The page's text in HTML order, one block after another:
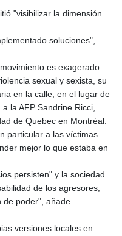
0.8566
0.819746
182.445186
149.158147
101.104505
492.514185
0.356853
0.960588
"visibilizar la dimensión
soluciones",
es exagerado.
sexual y sexista, su
en la calle, en el lugar de
la AFP Sandrine Ricci,
de Quebec en Montréal.
particular a las víctimas
mejor lo que estaba en
persisten" y la sociedad
de los agresores,
poder", añade.
versiones locales en